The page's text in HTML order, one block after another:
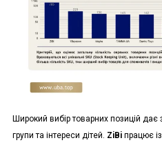
Широкий вибір товарних позицій дає
групи та інтереси дітей. ZiBi працює